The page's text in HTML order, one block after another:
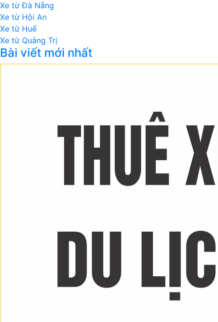
Xe từ Đà Nẵng
Xe từ Hội An
Xe từ Huế
Xe từ Quảng Trị
Bài viết mới nhất